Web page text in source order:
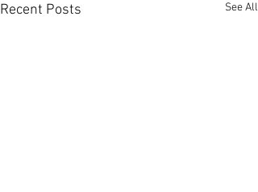
Recent Posts See All